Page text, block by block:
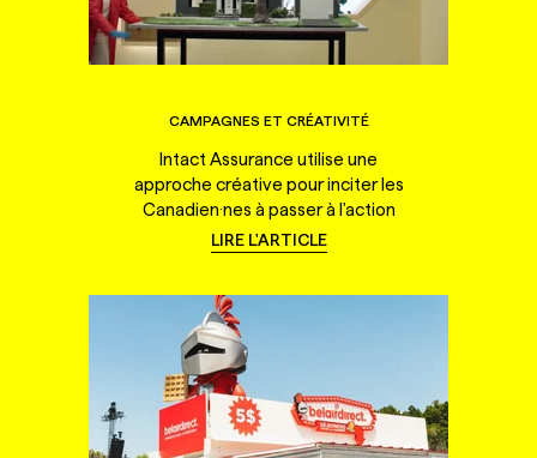
CAMPAGNES ET CRÉATIVITÉ
Intact Assurance utilise une
approche créative pour inciter les
Canadien·nes à passer à l'action
LIRE L'ARTICLE